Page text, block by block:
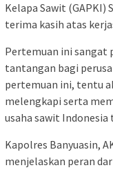
Kelapa Sawit (GAPKI)
terima kasih atas
Pertemuan ini sangat
tantangan bagi
pertemuan ini, tentu
melengkapi serta
usaha sawit
Kapolres Banyuasin,
menjelaskan peran